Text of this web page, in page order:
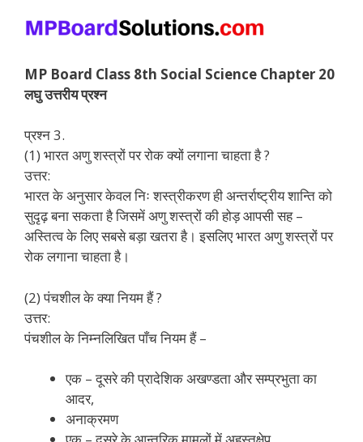
MP Board Class 8th Social Science Chapter 20
लघु उत्तरीय प्रश्न
प्रश्न 3.
(1) भारत अणु शस्त्रों पर रोक क्यों लगाना चाहता है ?
उत्तर:
भारत के अनुसार केवल निः शस्त्रीकरण ही अन्तर्राष्ट्रीय शान्ति को
सुदृढ़ बना सकता है जिसमें अणु शस्त्रों की होड़ आपसी सह –
अस्तित्व के लिए सबसे बड़ा खतरा है। इसलिए भारत अणु शस्त्रों पर
रोक लगाना चाहता है।
(2) पंचशील के क्या नियम हैं ?
उत्तर:
पंचशील के निम्नलिखित पाँच नियम हैं –
एक – दूसरे की प्रादेशिक अखण्डता और सम्प्रभुता का
आदर,
अनाक्रमण